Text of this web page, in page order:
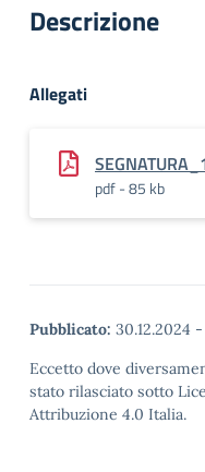
Descrizione
Allegati
pdf - 85 kb
Pubblicato: 30.12.2024 -
Eccetto dove
stato rilasciato sotto
Attribuzione 4.0 Italia.